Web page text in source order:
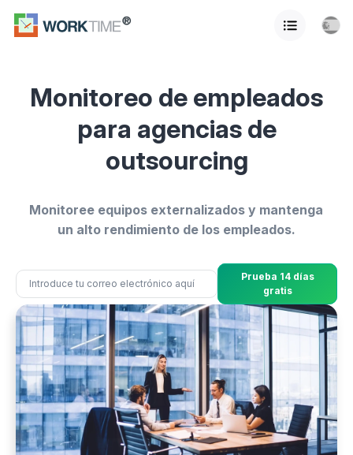
Monitoreo de empleados
para agencias de
outsourcing
Monitoree equipos externalizados y mantenga
un alto rendimiento de los empleados.
Prueba 14 días
gratis